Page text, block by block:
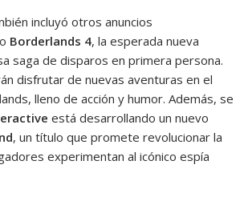
incluyó otros anuncios
Borderlands 4, la esperada nueva
saga de disparos en primera persona.
disfrutar de nuevas aventuras en el
lleno de acción y humor. Además, se
está desarrollando un nuevo
, un título que promete revolucionar la
experimentan al icónico espía